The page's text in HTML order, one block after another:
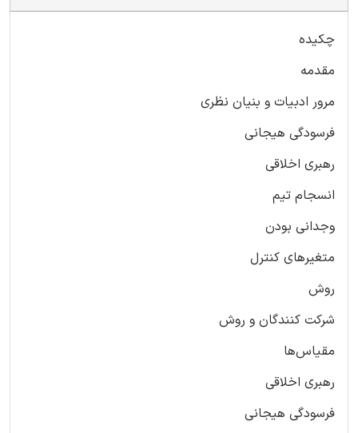
چکیده
مقدمه
مرور ادبیات و بنیان نظری
فرسودگی هیجانی
رهبری اخلاقی
انسجام تیم
وجدانی بودن
متغیرهای کنترل
روش
شرکت کنندگان و روش
مقیاس‌ها
رهبری اخلاقی
فرسودگی هیجانی